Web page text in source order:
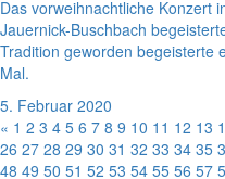
Das vorweihnachtliche Konzert
Jauernick-Buschbach
Tradition geworden begeisterte
Mal.
5. Februar 2020
« 1 2 3 4 5 6 7 8 9 10 11 12 13
26 27 28 29 30 31 32 33 34 35
48 49 50 51 52 53 54 55 56 57